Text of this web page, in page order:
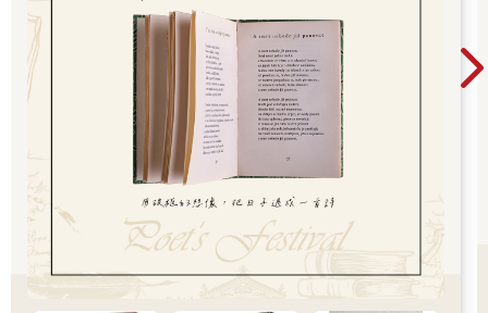
外表重要嗎
今年二十九歲的皓子，從小就出生在「環南市場」，這裡的海帶
攤商不少，多數老闆年齡都比他大至少三歲以上，而他的攤位只
賣一種品項，海帶。
甚至你只要在北臺灣吃海帶，很有可能吃到的，都是皓子所出的
要能夠在這裡「比」出一片天，皓子跟我說他們家最經典的招
「人無我有、人有我多、人多我精。」